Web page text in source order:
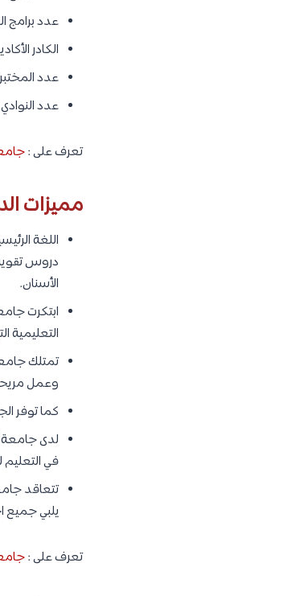
عدد برامج
الكادر الأكاديمي :
عدد المختبرات :
عدد النوادي
تعرف على :
مميزات
اللغة
دروس
الأسنان.
ابتكرت
التعليمية
وعمل
كما توفر
لدى جامعة
في
تتعاقد
يلبي جميع
تعرف على :